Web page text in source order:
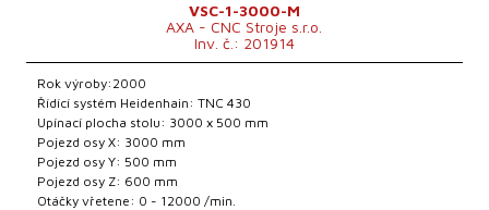
VSC-1-3000-M
AXA - CNC Stroje s.r.o.
Inv. č.: 201914
Rok výroby:2000
Řídící systém Heidenhain: TNC 430
Upínací plocha stolu: 3000 x 500 mm
Pojezd osy X: 3000 mm
Pojezd osy Y: 500 mm
Pojezd osy Z: 600 mm
Otáčky vřetene: 0 - 12000 /min.